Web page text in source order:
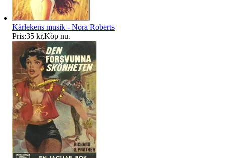
Kärlekens musik - Nora Roberts
Pris:35 kr,Köp nu.